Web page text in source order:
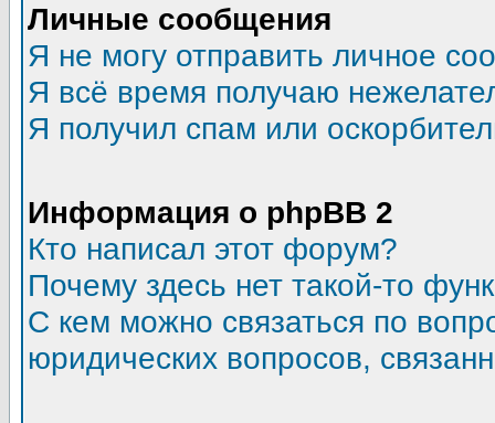
Личные сообщения
Я не могу отправить личное
Я всё время получаю
Я получил спам или
Информация о phpBB 2
Кто написал этот форум?
Почему здесь нет такой-то
С кем можно связаться по
юридических вопросов,